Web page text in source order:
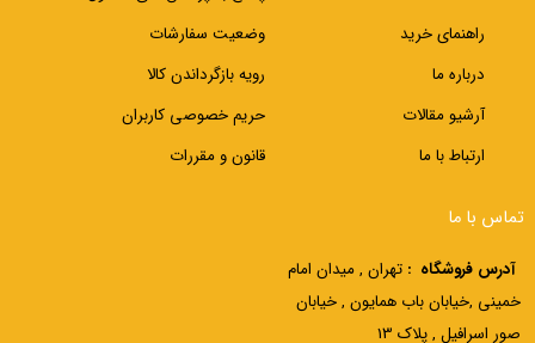
راهنمای خرید
درباره ما
آرشیو مقالات
ارتباط با ما
وضعیت سفارشات
رویه بازگرداندن کالا
حریم خصوصی کاربران
قانون و مقررات
تماس با ما
آدرس فروشگاه : تهران , میدان امام
خمینی ,خیابان باب همایون , خیابان
صور اسرافیل , پلاک 13